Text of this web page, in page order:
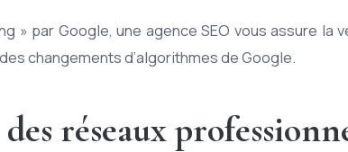
» par Google, une agence SEO vous assure
changements d’algorithmes de Google.
réseaux